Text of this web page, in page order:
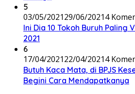
5
03/05/202129/06/20214
Ini Dia 10 Tokoh Buruh Paling
2021
6
17/04/202122/04/20214
Butuh Kaca Mata, di BPJS
Begini Cara Mendapatkanya